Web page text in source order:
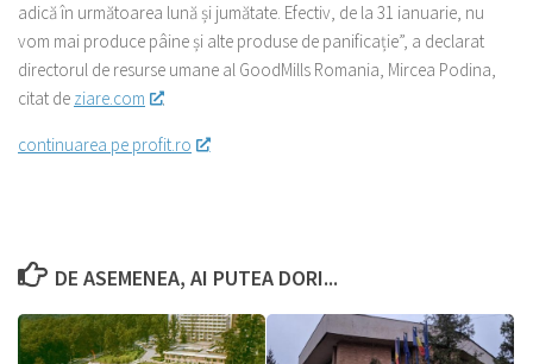
adică în următoarea lună și jumătate. Efectiv, de la 31 ianuarie, nu
vom mai produce pâine și alte produse de panificație”, a declarat
directorul de resurse umane al GoodMills Romania, Mircea Podina,
citat de ziare.com .
continuarea pe profit.ro
DE ASEMENEA, AI PUTEA DORI...